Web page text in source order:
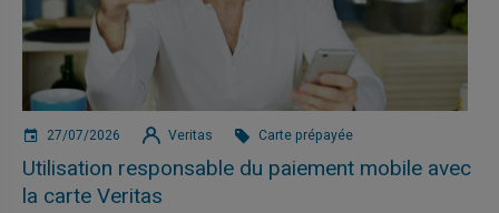
27/07/2026 Veritas Carte prépayée
Utilisation responsable du paiement mobile avec
la carte Veritas